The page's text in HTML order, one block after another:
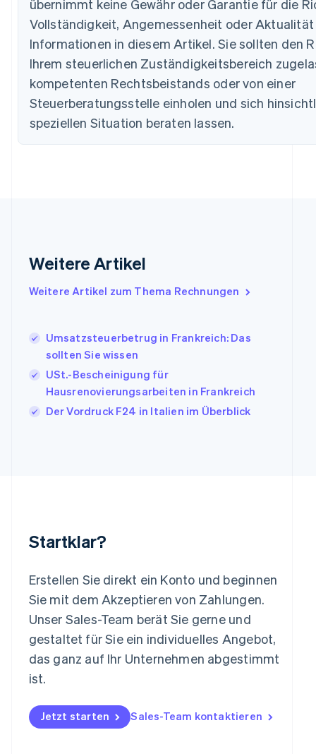
übernimmt keine Gewähr oder Garantie für die
Vollständigkeit, Angemessenheit oder
Informationen in diesem Artikel. Sie sollten den
Ihrem steuerlichen Zuständigkeitsbereich
kompetenten Rechtsbeistands oder von einer
Steuerberatungsstelle einholen und sich
speziellen Situation beraten lassen.
Weitere Artikel
Weitere Artikel zum Thema Rechnungen
Umsatzsteuerbetrug in Frankreich: Das
sollten Sie wissen
USt.-Bescheinigung für
Hausrenovierungsarbeiten in Frankreich
Der Vordruck F24 in Italien im Überblick
Startklar?
Erstellen Sie direkt ein Konto und beginnen
Sie mit dem Akzeptieren von Zahlungen.
Unser Sales-Team berät Sie gerne und
gestaltet für Sie ein individuelles Angebot,
das ganz auf Ihr Unternehmen abgestimmt
ist.
Jetzt starten Sales-Team kontaktieren
PortuguêsEnglish
Bulgarien
English
Dänemark
English
Deutschland
Estland
English
English
Indien
English
Italien
ItalianoEnglish
Japan
Kanada
EnglishFrançais
Luxemburg
English简体中文
Malta
Mexiko
EspañolEnglish
Neuseeland
Norwegen
English